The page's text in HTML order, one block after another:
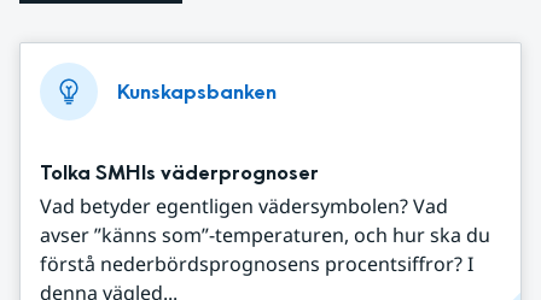
Kunskapsbanken
Tolka SMHIs väderprognoser
Vad betyder egentligen vädersymbolen? Vad
avser ”känns som”-temperaturen, och hur ska du
förstå nederbördsprognosens procentsiffror? I
denna vägled...